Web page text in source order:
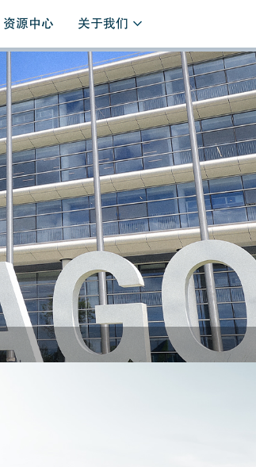
资源中心 关于我们